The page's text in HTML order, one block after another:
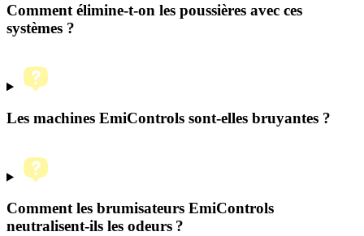
Comment élimine-t‑on les poussières avec ces
systèmes ?
Les machines EmiControls sont-elles bruyantes ?
Comment les brumisateurs EmiControls
neutralisent-ils les odeurs ?